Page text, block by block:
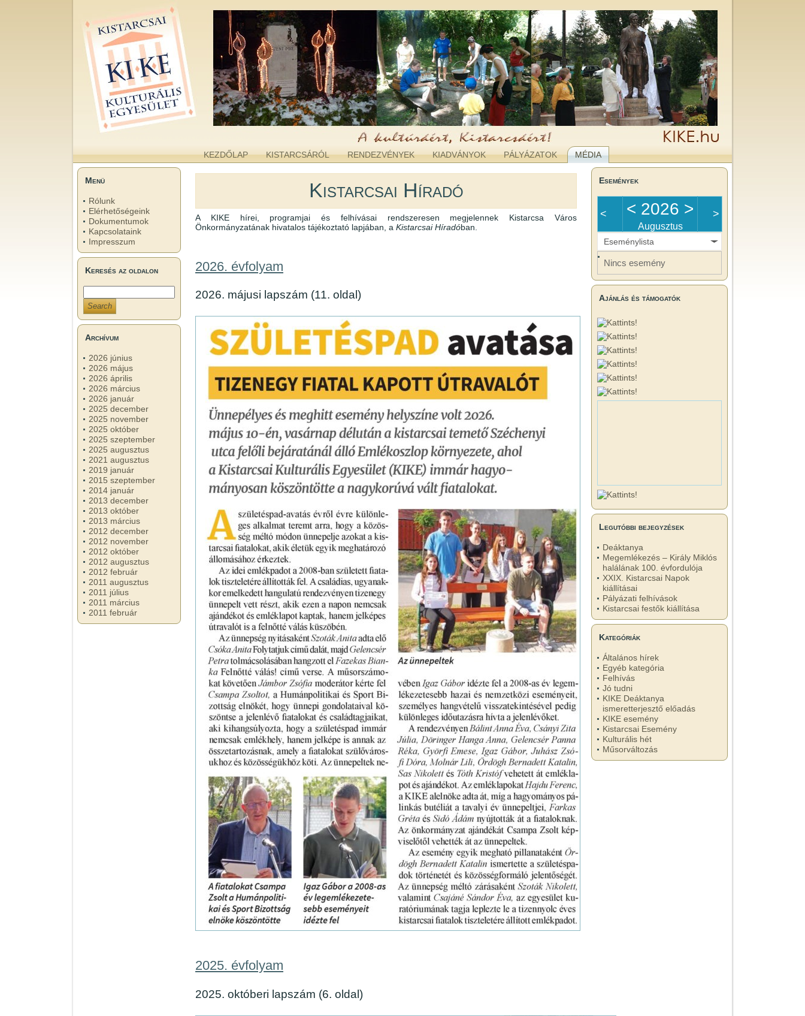
KEZDŐLAP KISTARCSÁRÓL RENDEZVÉNYEK KIADVÁNYOK PÁLYÁZATOK MÉDIA
Menü
Rólunk
Elérhetőségeink
Dokumentumok
Kapcsolataink
Impresszum
Keresés az oldalon
Archívum
2026 június
2026 május
2026 április
2026 március
2026 január
2025 december
2025 november
2025 október
2025 szeptember
2025 augusztus
2021 augusztus
2019 január
2015 szeptember
2014 január
2013 december
2013 október
2013 március
2012 december
2012 november
2012 október
2012 augusztus
2012 február
2011 augusztus
2011 július
2011 március
2011 február
Kistarcsai Híradó
A KIKE hírei, programjai és felhívásai rendszeresen megjelennek Kistarcsa Város
Önkormányzatának hivatalos tájékoztató lapjában, a Kistarcsai Híradóban.
2026. évfolyam
2026. májusi lapszám (11. oldal)
2025. évfolyam
2025. októberi lapszám (6. oldal)
Események
< < 2026 >
Augusztus
>
Eseménylista
Nincs esemény
Ajánlás és támogatók
Legutóbbi bejegyzések
Deáktanya
Megemlékezés – Király Miklós
halálának 100. évfordulója
XXIX. Kistarcsai Napok
kiállításai
Pályázati felhívások
Kistarcsai festők kiállítása
Kategóriák
Általános hírek
Egyéb kategória
Felhívás
Jó tudni
KIKE Deáktanya
ismeretterjesztő előadás
KIKE esemény
Kistarcsai Esemény
Kulturális hét
Műsorváltozás